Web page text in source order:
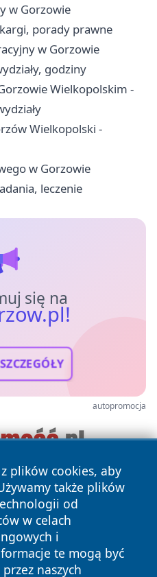
w Gorzowie
porady prawne
w Gorzowie
godziny
Wielkopolskim -
Wielkopolski -
w Gorzowie
leczenie
się na
autopromocja
plików cookies, aby
także plików
od
w celach
i
te mogą być
naszych
Wszystkie prawa zastrzeżone.